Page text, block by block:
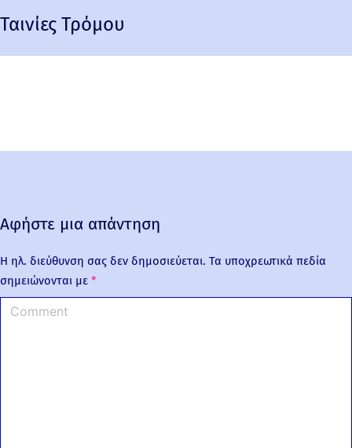
Ταινίες Τρόμου
Αφήστε μια απάντηση
Η ηλ. διεύθυνση σας δεν δημοσιεύεται. Τα υποχρεωτικά πεδία
σημειώνονται με *